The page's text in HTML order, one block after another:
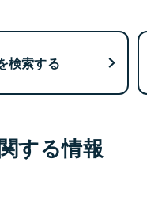
検索する
する情報